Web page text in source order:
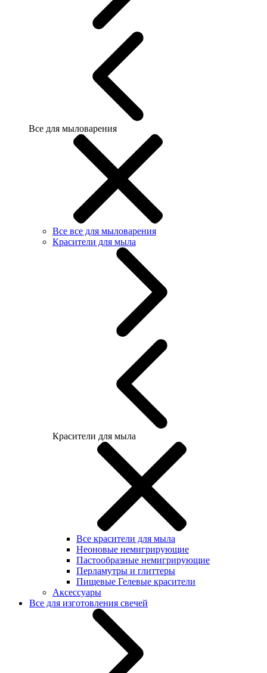
Все для мыловарения
Все все для мыловарения
Красители для мыла
Красители для мыла
Все красители для мыла
Неоновые немигрирующие
Пастообразные немигрирующие
Перламутры и глиттеры
Пищевые Гелевые красители
Аксессуары
Все для изготовления свечей